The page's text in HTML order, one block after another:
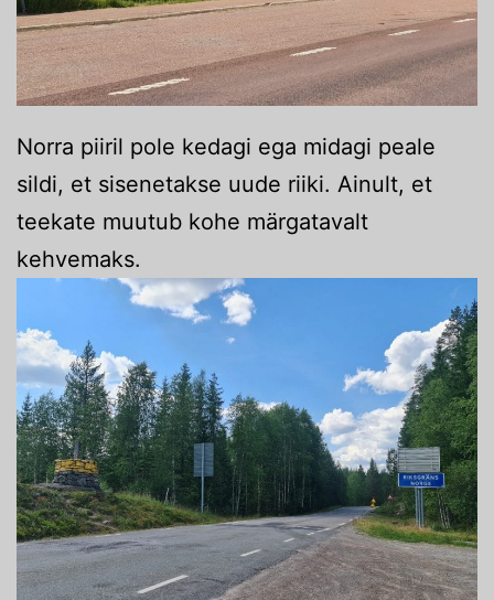
Norra piiril pole kedagi ega midagi peale
sildi, et sisenetakse uude riiki. Ainult, et
teekate muutub kohe märgatavalt
kehvemaks.